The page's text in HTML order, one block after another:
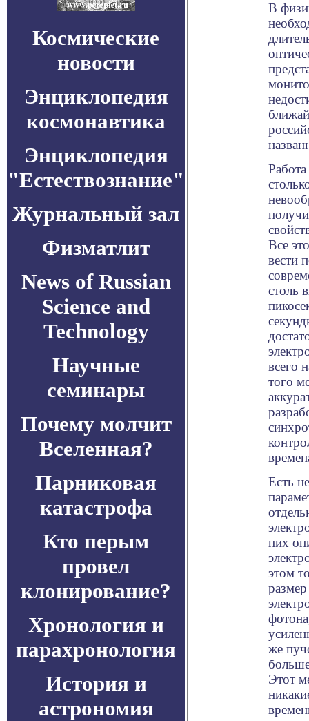
Космические
новости
Энциклопедия
космонавтика
Энциклопедия
"Естествознание"
Журнальный зал
Физматлит
News of Russian
Science and
Technology
Научные
семинары
Почему молчит
Вселенная?
Парниковая
катастрофа
Кто перым
провел
клонирование?
Хронология и
парахронология
История и
астрономия
В
Все
вести
столь
всего
того
Есть
них
этом
же
Этот